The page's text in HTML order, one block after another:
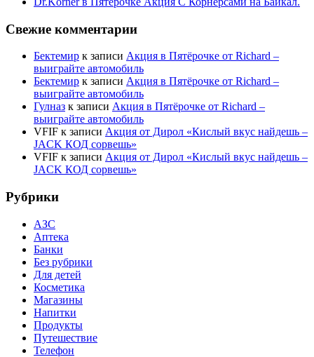
Свежие комментарии
Бектемир к записи Акция в Пятёрочке от Richard –
выиграйте автомобиль
Бектемир к записи Акция в Пятёрочке от Richard –
выиграйте автомобиль
Гулназ к записи Акция в Пятёрочке от Richard –
выиграйте автомобиль
VFIF к записи Акция от Дирол «Кислый вкус найдешь –
JACK КОД сорвешь»
VFIF к записи Акция от Дирол «Кислый вкус найдешь –
JACK КОД сорвешь»
Рубрики
АЗС
Аптека
Банки
Без рубрики
Для детей
Косметика
Магазины
Напитки
Продукты
Путешествие
Телефон